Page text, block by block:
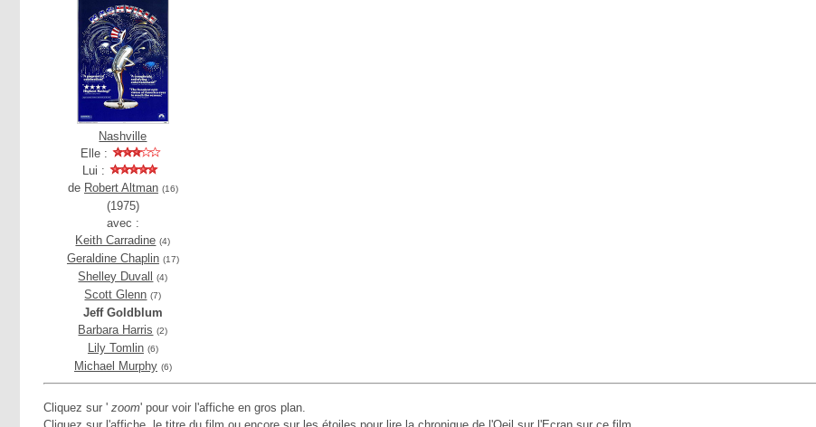
Nashville
Elle :
Lui :
de Robert Altman (16)
(1975)
avec :
Keith Carradine (4)
Geraldine Chaplin (17)
Shelley Duvall (4)
Scott Glenn (7)
Jeff Goldblum
Barbara Harris (2)
Lily Tomlin (6)
Michael Murphy (6)
Cliquez sur ' zoom' pour voir l'affiche en gros plan.